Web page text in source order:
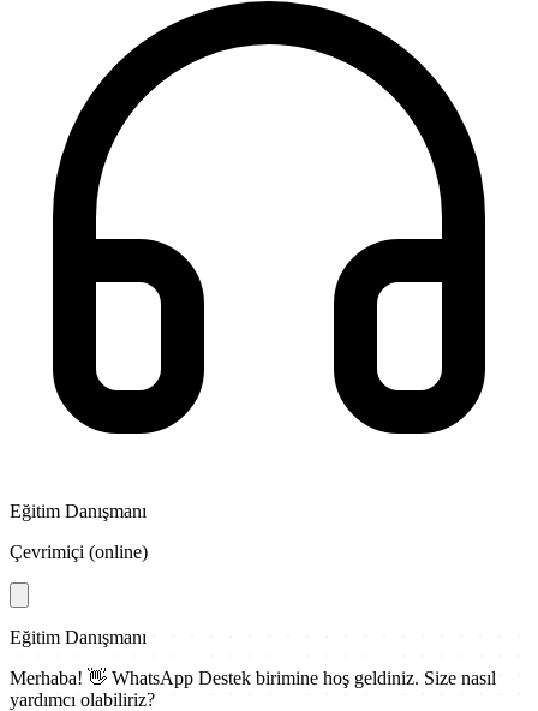
Eğitim Danışmanı
Çevrimiçi (online)
Eğitim Danışmanı
Merhaba! 👋 WhatsApp Destek birimine hoş geldiniz. Size nasıl
yardımcı olabiliriz?